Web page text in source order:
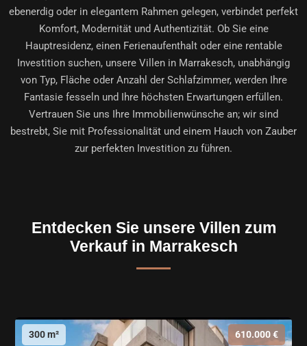
ebenerdig oder in elegantem Rahmen gelegen, verbindet perfekt
Komfort, Modernität und Authentizität. Ob Sie eine
Hauptresidenz, einen Ferienaufenthalt oder eine rentable
Investition suchen, unsere Villen in Marrakesch, unabhängig
von Typ, Fläche oder Anzahl der Schlafzimmer, werden Ihre
Fantasie fesseln und Ihre höchsten Erwartungen erfüllen.
Vertrauen Sie uns Ihre Immobilienwünsche an; wir sind
bestrebt, Sie mit Professionalität und einem Hauch von Zauber
zur perfekten Investition zu führen.
Entdecken Sie unsere Villen zum
Verkauf in Marrakesch
300 m² 610.000 €